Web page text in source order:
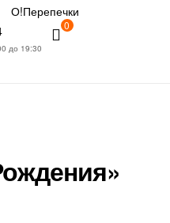
до 19:30
0